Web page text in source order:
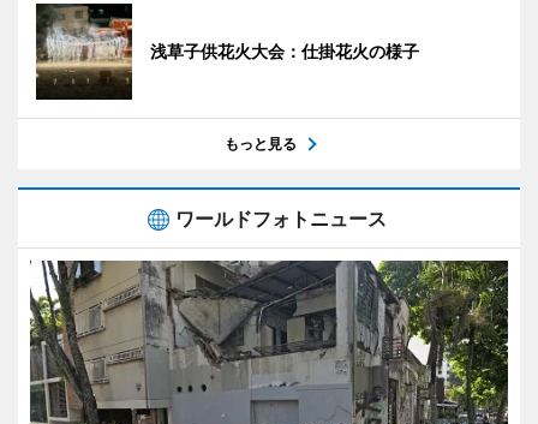
浅草子供花火大会：仕掛花火の様子
もっと見る
ワールドフォトニュース